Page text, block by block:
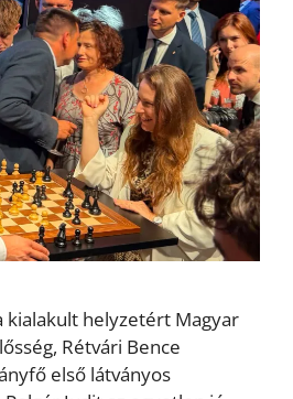
kialakult helyzetért Magyar
Rétvári Bence
első látványos